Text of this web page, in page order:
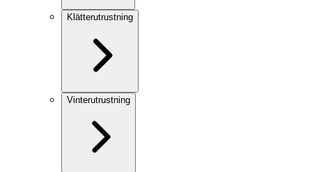
Klätterutrustning
Vinterutrustning